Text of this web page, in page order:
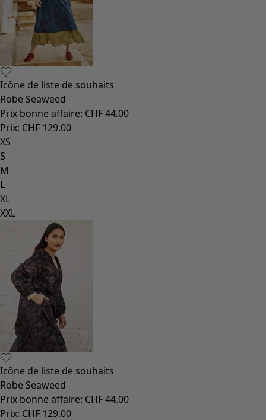
Icône de liste de souhaits
Robe Seaweed
Prix bonne affaire: CHF 44.00
Prix: CHF 129.00
XS
S
M
L
XL
XXL
Icône de liste de souhaits
Robe Seaweed
Prix bonne affaire: CHF 44.00
Prix: CHF 129.00